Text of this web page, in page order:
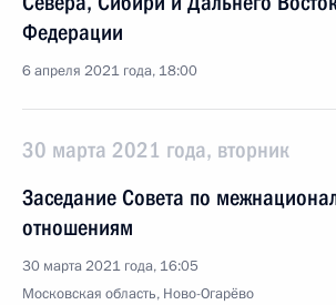
Федерации
6 апреля 2021 года, 18:00
30 марта 2021 года, вторник
Заседание Совета по
отношениям
30 марта 2021 года, 16:05
Московская область, Ново-Огарёво